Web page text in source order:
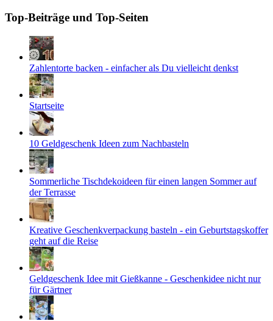
Top-Beiträge und Top-Seiten
Zahlentorte backen - einfacher als Du vielleicht denkst
Startseite
10 Geldgeschenk Ideen zum Nachbasteln
Sommerliche Tischdekoideen für einen langen Sommer auf
der Terrasse
Kreative Geschenkverpackung basteln - ein Geburtstagskoffer
geht auf die Reise
Geldgeschenk Idee mit Gießkanne - Geschenkidee nicht nur
für Gärtner